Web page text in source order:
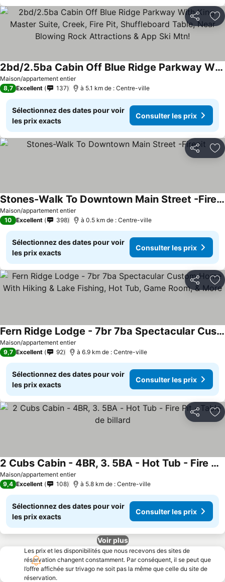
Partager
Maison/appartement entier
2bd/2.5ba Cabin Off Blue Ridge Parkway With King Master Suite, Creek, Fire Pit, Shuffleboard Table, Near Blowing Rock Attractions & App Ski Mtn!
Consulter les prix
8,7 Excellent 137 à 5.1 km de : Centre-ville
Sélectionnez des dates pour voir
les prix exacts
Consulter les prix
Partager
Maison/appartement entier
Stones-Walk To Downtown Main Street -Firepit
Consulter les prix
10 Excellent 398 à 0.5 km de : Centre-ville
Sélectionnez des dates pour voir
les prix exacts
Consulter les prix
Partager
Maison/appartement entier
Fern Ridge Lodge - 7br 7ba Spectacular Custom Home With Hiking & Lake Fishing, Hot Tub, Game Room, & More
Consulter les prix
9,7 Excellent 92 à 6.9 km de : Centre-ville
Sélectionnez des dates pour voir
les prix exacts
Consulter les prix
Partager
Maison/appartement entier
2 Cubs Cabin - 4BR, 3. 5BA - Hot Tub - Fire Pit - Table de billard
Consulter les prix
9,4 Excellent 108 à 5.8 km de : Centre-ville
Sélectionnez des dates pour voir
les prix exacts
Consulter les prix
Voir plus
Les prix et les disponibilités que nous recevons des sites de
réservation changent constamment. Par conséquent, il se peut que
l’offre affichée sur trivago ne soit pas la même que celle du site de
réservation.